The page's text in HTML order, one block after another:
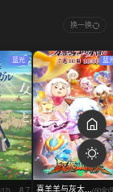
换一换
蓝光
8.7
蓝
喜羊羊与灰太...